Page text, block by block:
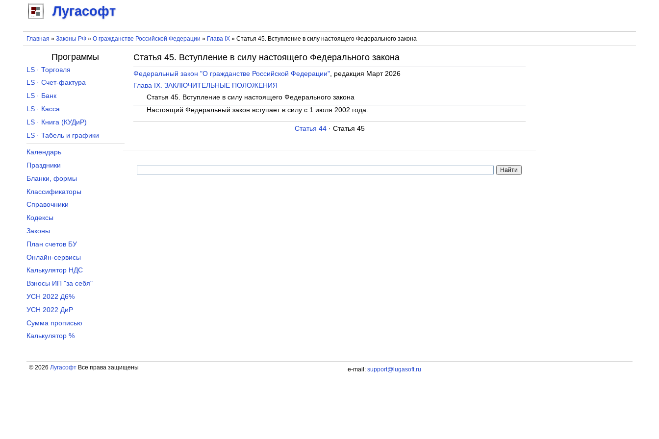
Лугасофт
Главная » Законы РФ» О гражданстве Российской Федерации » Глава IX» Статья 45. Вступление в силу настоящего Федерального закона
Статья 45. Вступление в силу настоящего Федерального закона
Федеральный закон "О гражданстве Российской Федерации", редакция Март 2026
Глава IX. ЗАКЛЮЧИТЕЛЬНЫЕ ПОЛОЖЕНИЯ
Статья 45. Вступление в силу настоящего Федерального закона
Настоящий Федеральный закон вступает в силу с 1 июля 2002 года.
Статья 44· Статья 45
Программы
LS · Торговля
LS · Счет-фактура
LS · Банк
LS · Касса
LS · Книга (КУДиР)
LS · Табель и графики
Календарь
Праздники
Бланки, формы
Классификаторы
Справочники
Кодексы
Законы
План счетов БУ
Онлайн-сервисы
Калькулятор НДС
Взносы ИП "за себя"
УСН 2022 Д6%
УСН 2022 ДиР
Сумма прописью
Калькулятор %
© 2026 ЛугасофтВсе права защищены e-mail: support@lugasoft.ru